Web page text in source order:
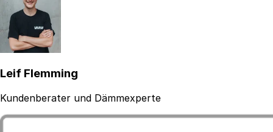
Leif Flemming
Kundenberater und Dämmexperte